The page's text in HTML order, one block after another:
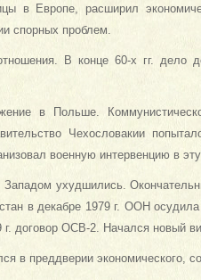
в Европе, расширил
спорных проблем.
В конце 60-х гг.
в Польше.
Чехословакии
военную интервенцию в
Западом ухудшились.
в декабре 1979 г. ООН
договор ОСВ-2. Начался новый
в преддверии экономического,